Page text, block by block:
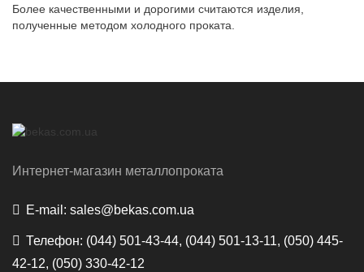
Более качественными и дорогими считаются изделия,
полученные методом холодного проката.
Интернет-магазин металлопроката
E-mail: sales@bekas.com.ua
Телефон: (044) 501-43-44, (044) 501-13-11, (050) 445-
42-12, (050) 330-42-12